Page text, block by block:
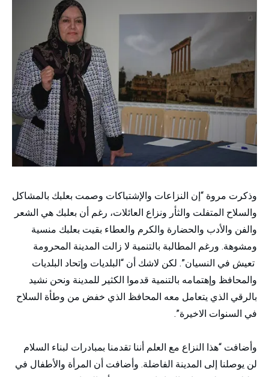
وذكرت مروة “إن النزاعات والإشتباكات وصمت بعلبك بالمشاكل
والسلاح المتفلت والثأر ونزاع العائلات، رغم أن بعلبك هي الشعر
والفن والأدب والحضارة والكرم والعطاء بقيت بعلبك منسية
ومشوهة. ورغم المطالبة بالتنمية لا زالت المدينة المحرومة
تعيش في النسيان”. لكن لاشك أن “البلديات وإتحاد البلديات
والمحافظ وإهتمامه بالتنمية قدموا الكثير للمدينة ونحن نشيد
بالرقي الذي يتعامل معه المحافظ الذي خفض من وطأة السلاح
في السنوات الاخيرة”.
وأضافت “هذا النزاع مع العلم أننا تقدمنا بمبادرات لبناء السلام
لن يوصلنا إلى المدينة الفاضلة. وأضافت أن المرأة والأطفال في